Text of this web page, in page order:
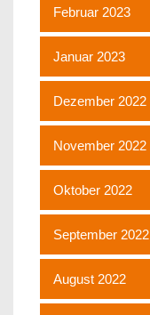
Februar 2023
Januar 2023
Dezember 2022
November 2022
Oktober 2022
September 2022
August 2022